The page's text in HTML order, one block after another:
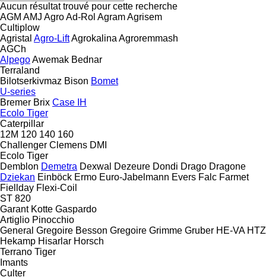
Aucun résultat trouvé pour cette recherche
AGM AMJ AgroAd-Rol AgramAgrisem
Cultiplow
Agristal Agro-LiftAgrokalina Agroremmash
AGCh
AlpegoAwemak Bednar
Terraland
Bilotserkivmaz Bison Bomet
U-series
Bremer Brix Case IH
Ecolo Tiger
Caterpillar
12M 120 140 160
Challenger Clemens DMI
Ecolo Tiger
Demblon Demetra Dexwal Dezeure Dondi Drago Dragone
Dziekan Einböck Ermo Euro-Jabelmann Evers Falc Farmet
Fiellday Flexi-Coil
ST 820
Garant Kotte Gaspardo
Artiglio Pinocchio
General Gregoire Besson Gregoire Grimme Gruber HE-VA HTZ
Hekamp Hisarlar Horsch
Terrano Tiger
Imants
Culter